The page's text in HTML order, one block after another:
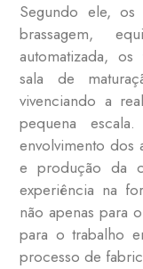
Segundo ele, os
brassagem,
automatizada, os
sala de
vivenciando a
pequena
envolvimento dos
e produção da
experiência na
não apenas para
para o trabalho
processo de